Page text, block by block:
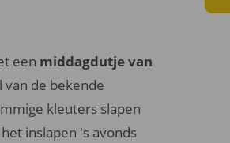
een middagdutje van
van de bekende
kleuters slapen
inslapen 's avonds